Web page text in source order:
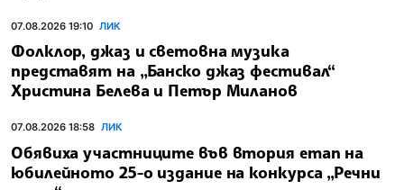
07.08.2026 19:10 ЛИК
Фолклор, джаз и световна музика
представят на „Банско джаз фестивал“
Христина Белева и Петър Миланов
07.08.2026 18:58 ЛИК
Обявиха участниците във втория етап на
юбилейното 25-о издание на конкурса „Речни